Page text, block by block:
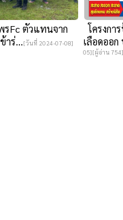
Fc ตัวแทนจาก
าร่...[วันที่ 2024-07-08]
โครงกา
เลือดออก
05][ผู้อ่าน 754]